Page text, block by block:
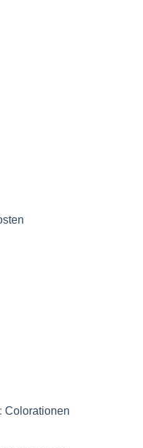
Colorationen